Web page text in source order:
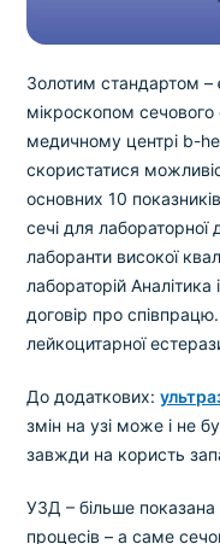
Золотим стандартом –
мікроскопом сечового
медичному центрі b-
скористатися
основних 10
сечі для лабораторної
лаборанти високої
лабораторій
договір про
лейкоцитарної
До додаткових:
змін на узі може і не
завжди на користь
УЗД – більше
процесів – а саме